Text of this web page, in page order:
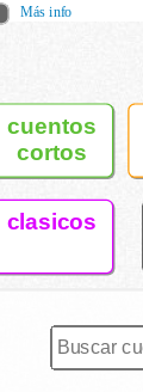
cuentos
cortos
clasicos
Más info